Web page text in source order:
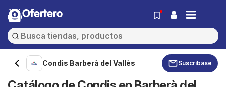
Ofertero
Condis Barberà del Vallès Suscríbase